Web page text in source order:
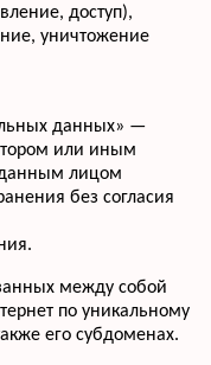
доступ),
уничтожение
данных» —
или иным
лицом
без согласия
между собой
по уникальному
его субдоменах.